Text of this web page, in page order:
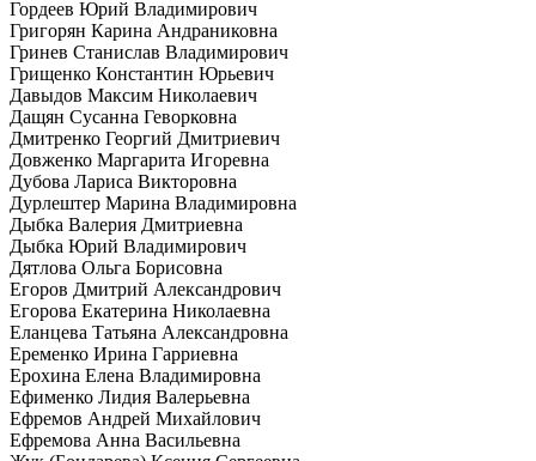
Гордеев Юрий Владимирович
Григорян Карина Андраниковна
Гринев Станислав Владимирович
Грищенко Константин Юрьевич
Давыдов Максим Николаевич
Дащян Сусанна Геворковна
Дмитренко Георгий Дмитриевич
Довженко Маргарита Игоревна
Дубова Лариса Викторовна
Дурлештер Марина Владимировна
Дыбка Валерия Дмитриевна
Дыбка Юрий Владимирович
Дятлова Ольга Борисовна
Егоров Дмитрий Александрович
Егорова Екатерина Николаевна
Еланцева Татьяна Александровна
Еременко Ирина Гарриевна
Ерохина Елена Владимировна
Ефименко Лидия Валерьевна
Ефремов Андрей Михайлович
Ефремова Анна Васильевна